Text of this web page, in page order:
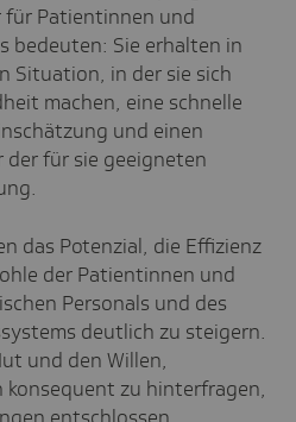
Patientinnen und
bedeuten: Sie erhalten in
Situation, in der sie sich
machen, eine schnelle
und einen
der für sie geeigneten
das Potenzial, die Effizienz
der Patientinnen und
Personals und des
deutlich zu steigern.
und den Willen,
zu hinterfragen,